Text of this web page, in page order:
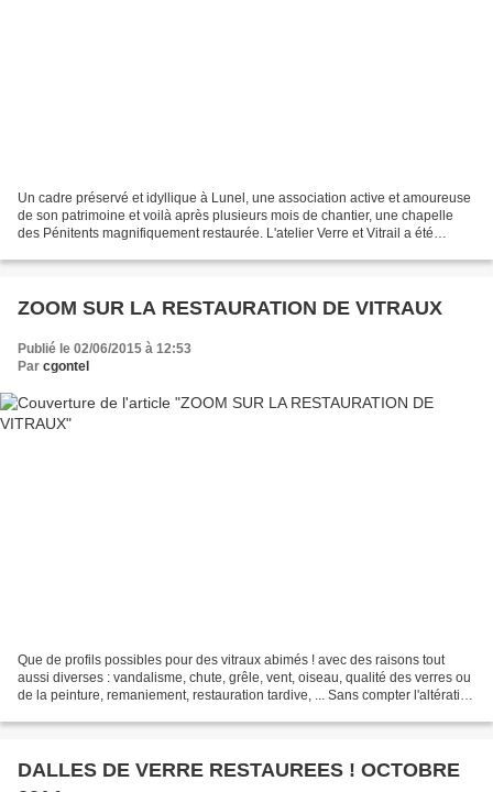
Un cadre préservé et idyllique à Lunel, une association active et amoureuse
de son patrimoine et voilà après plusieurs mois de chantier, une chapelle
des Pénitents magnifiquement restaurée. L'atelier Verre et Vitrail a été
ZOOM SUR LA RESTAURATION DE VITRAUX
Publié le 02/06/2015 à 12:53
Par cgontel
Que de profils possibles pour des vitraux abimés ! avec des raisons tout
aussi diverses : vandalisme, chute, grêle, vent, oiseau, qualité des verres ou
de la peinture, remaniement, restauration tardive, ... Sans compter l'altération
DALLES DE VERRE RESTAUREES ! OCTOBRE